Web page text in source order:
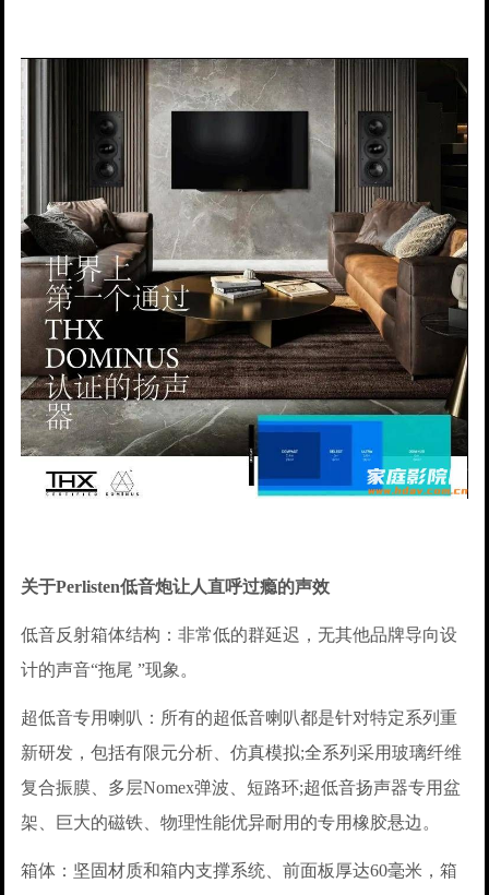
关于Perlisten低音炮让人直呼过瘾的声效
低音反射箱体结构：非常低的群延迟，无其他品牌导向设
计的声音“拖尾 ”现象。
超低音专用喇叭：所有的超低音喇叭都是针对特定系列重
新研发，包括有限元分析、仿真模拟;全系列采用玻璃纤维
复合振膜、多层Nomex弹波、短路环;超低音扬声器专用盆
架、巨大的磁铁、物理性能优异耐用的专用橡胶悬边。
箱体：坚固材质和箱内支撑系统、前面板厚达60毫米，箱